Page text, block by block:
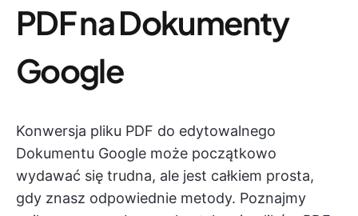
PDF na Dokumenty
Google
Konwersja pliku PDF do edytowalnego
Dokumentu Google może początkowo
wydawać się trudna, ale jest całkiem prosta,
gdy znasz odpowiednie metody. Poznajmy